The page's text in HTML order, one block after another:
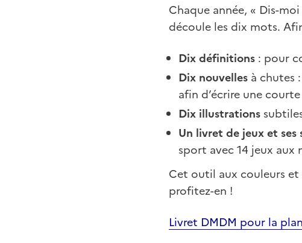
Chaque année, « Dis-
découle les dix mots.
Dix définitions : pour
Dix nouvelles à chutes
afin d’écrire une
Dix illustrations
Un livret de jeux et ses
sport avec 14 jeux aux
Cet outil aux couleurs
profitez-en !
Livret DMDM pour la